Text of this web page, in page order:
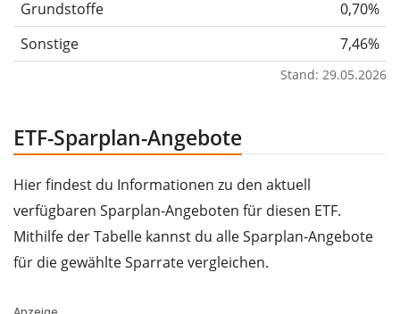
Grundstoffe
0,70%
Sonstige
7,46%
Stand: 29.05.2026
ETF-Sparplan-Angebote
Hier findest du Informationen zu den aktuell
verfügbaren Sparplan-Angeboten für diesen ETF.
Mithilfe der Tabelle kannst du alle Sparplan-Angebote
für die gewählte Sparrate vergleichen.